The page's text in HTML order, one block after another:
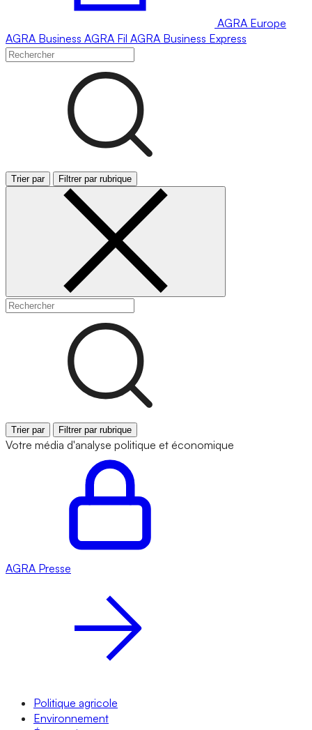
AGRA Europe
AGRA Business AGRA Fil AGRA Business Express
Trier par Filtrer par rubrique
Trier par Filtrer par rubrique
Votre média d'analyse politique et économique
AGRA Presse
Politique agricole
Environnement